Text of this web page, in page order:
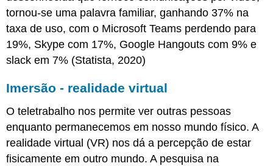
tornou-se uma palavra familiar, ganhando 37% na
taxa de uso, com o Microsoft Teams perdendo para
19%, Skype com 17%, Google Hangouts com 9% e
slack em 7% (Statista, 2020)
Imersão - realidade virtual
O teletrabalho nos permite ver outras pessoas
enquanto permanecemos em nosso mundo físico. A
realidade virtual (VR) nos dá a percepção de estar
fisicamente em outro mundo. A pesquisa na